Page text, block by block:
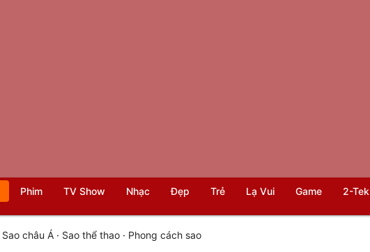
Phim TV Show Nhạc Đẹp Trẻ Lạ Vui Game 2-Tek
Sao châu Á· Sao thể thao· Phong cách sao